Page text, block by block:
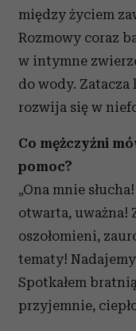
między życiem
Rozmowy coraz
w intymne
do wody.
rozwija się w
Co mężczyźni
pomoc?
„Ona mnie
otwarta, uważna!
oszołomieni,
tematy!
Spotkałem
przyjemnie,